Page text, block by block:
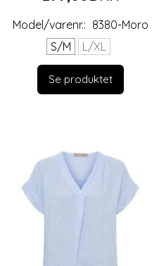
Model/varenr.: 8380-Moro
S/M
L/XL
Se produktet